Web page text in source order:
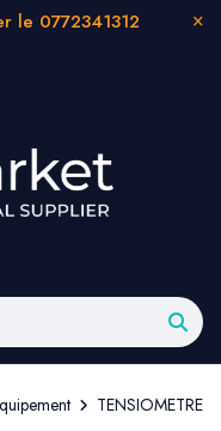
le 0772341312
TENSIOMETRE